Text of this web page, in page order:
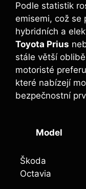
Podle statistik
emisemi, což se
hybridních a
Toyota Prius
stále větší
motoristé
které nabízejí
bezpečnostní
Model
Škoda
Octavia